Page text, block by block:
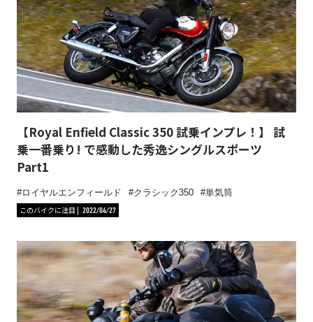
【Royal Enfield Classic 350 試乗インプレ！】 試
乗一番乗り! で感動した秀逸シングルスポーツ
Part1
ロイヤルエンフィールド クラシック350
単気筒
このバイクに注目
2022/04/27